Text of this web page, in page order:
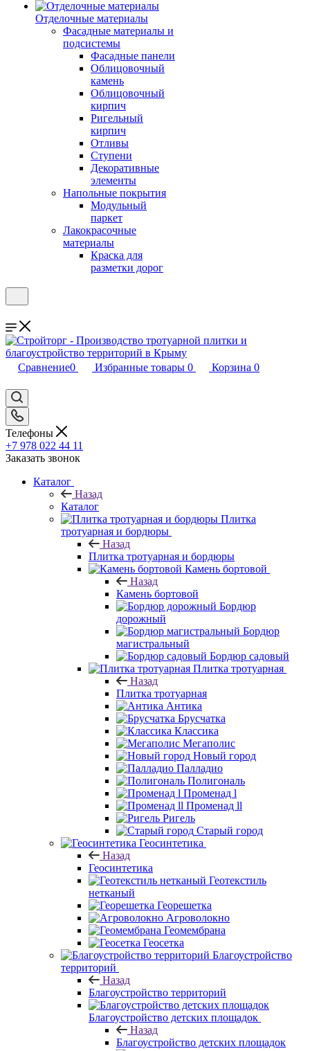
Отделочные материалы
Фасадные материалы и
подсистемы
Фасадные панели
Облицовочный
камень
Облицовочный
кирпич
Ригельный
кирпич
Отливы
Ступени
Декоративные
элементы
Напольные покрытия
Модульный
паркет
Лакокрасочные
материалы
Краска для
разметки дорог
Сравнение0 Избранные товары 0 Корзина 0
Телефоны
+7 978 022 44 11
Заказать звонок
Каталог
Назад
Каталог
Плитка
тротуарная и бордюры
Назад
Плитка тротуарная и бордюры
Камень бортовой
Назад
Камень бортовой
Бордюр
дорожный
Бордюр
магистральный
Бордюр садовый
Плитка тротуарная
Назад
Плитка тротуарная
Антика
Брусчатка
Классика
Мегаполис
Новый город
Палладио
Полигональ
Променад l
Променад ll
Ригель
Старый город
Геосинтетика
Назад
Геосинтетика
Геотекстиль
нетканый
Георешетка
Агроволокно
Геомембрана
Геосетка
Благоустройство
территорий
Назад
Благоустройство территорий
Благоустройство детских площадок
Назад
Благоустройство детских площадок